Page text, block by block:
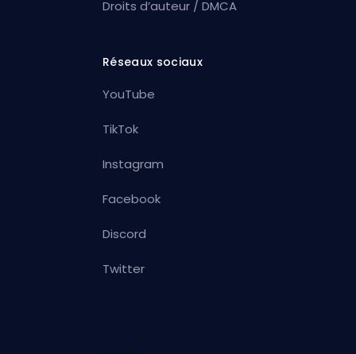
Droits d’auteur / DMCA
Réseaux sociaux
YouTube
TikTok
Instagram
Facebook
Discord
Twitter